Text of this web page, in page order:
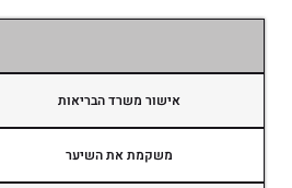
אישור משרד הבריאות
משקמת את השיער